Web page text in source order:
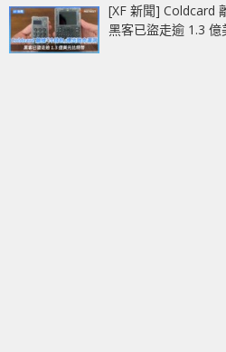
[XF 新聞] Coldcard
黑客已盜走逾 1.3 億